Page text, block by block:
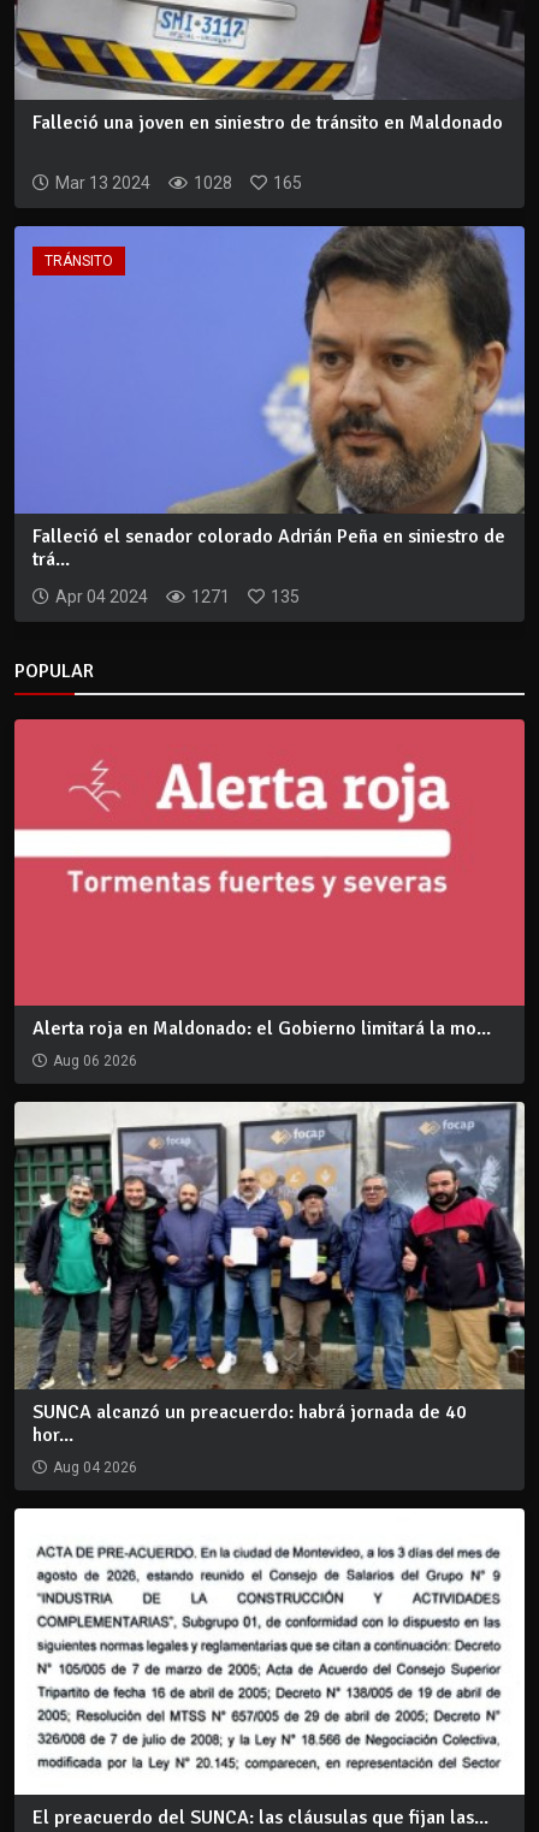
Falleció una joven en siniestro de tránsito en Maldonado
Mar 13 2024 1028 165
TRÁNSITO
Falleció el senador colorado Adrián Peña en siniestro de
trá...
Apr 04 2024 1271 135
POPULAR
Alerta roja en Maldonado: el Gobierno limitará la mo...
Aug 06 2026
SUNCA alcanzó un preacuerdo: habrá jornada de 40
hor...
Aug 04 2026
El preacuerdo del SUNCA: las cláusulas que fijan las...